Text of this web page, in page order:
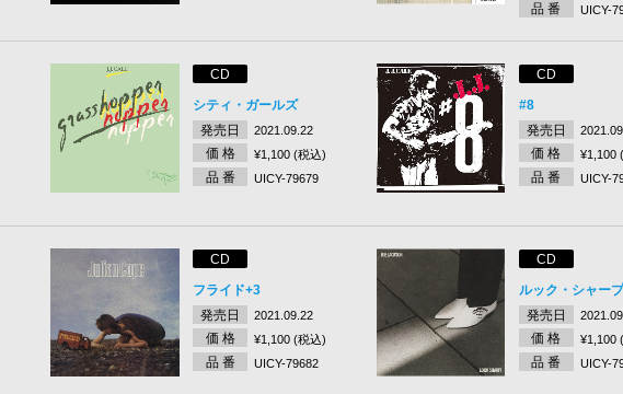
品 番 UICY-
CD
シティ・ガールズ
発売日
2021.09.22
価 格 ¥1,100 (税込)
品 番 UICY-79679
CD
#8
発売日
価 格 ¥1,100
品 番 UICY-
CD
フライド+3
発売日
2021.09.22
価 格 ¥1,100 (税込)
品 番 UICY-79682
CD
ルック・シャープ
発売日
価 格 ¥1,100
品 番 UICY-